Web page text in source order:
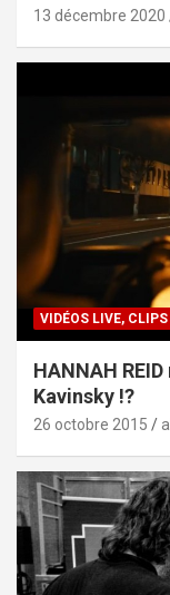
13 décembre 2020
VIDÉOS LIVE, CLIPS
HANNAH
Kavinsky !?
26 octobre 2015